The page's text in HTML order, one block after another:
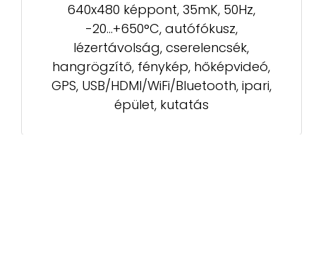
640x480 képpont, 35mK, 50Hz,
-20...+650°C, autófókusz,
lézertávolság, cserelencsék,
hangrögzítő, fénykép, hőképvideó,
GPS, USB/HDMI/WiFi/Bluetooth, ipari,
épület, kutatás